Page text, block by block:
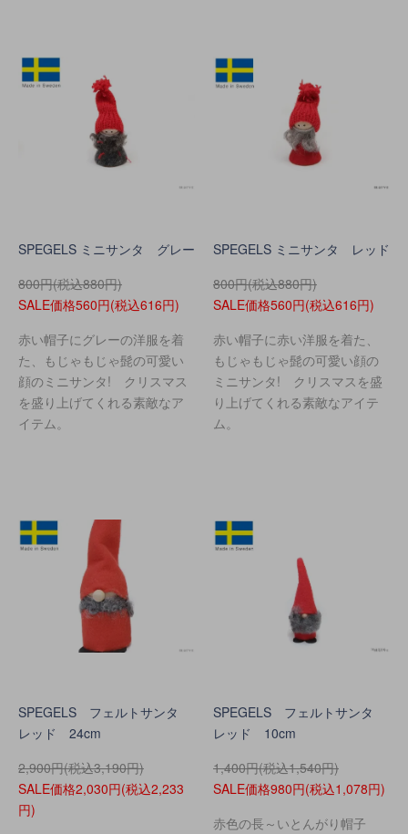
SPEGELS ミニサンタ グレー
800円(税込880円)
SALE価格560円(税込616円)
赤い帽子にグレーの洋服を着
た、もじゃもじゃ髭の可愛い
顔のミニサンタ! クリスマス
を盛り上げてくれる素敵なア
イテム。
SPEGELS ミニサンタ レッド
800円(税込880円)
SALE価格560円(税込616円)
赤い帽子に赤い洋服を着た、
もじゃもじゃ髭の可愛い顔の
ミニサンタ! クリスマスを盛
り上げてくれる素敵なアイテ
ム。
SPEGELS フェルトサンタ
レッド 24cm
2,900円(税込3,190円)
SALE価格2,030円(税込2,233
円)
SPEGELS フェルトサンタ
レッド 10cm
1,400円(税込1,540円)
SALE価格980円(税込1,078円)
赤色の長～いとんがり帽子